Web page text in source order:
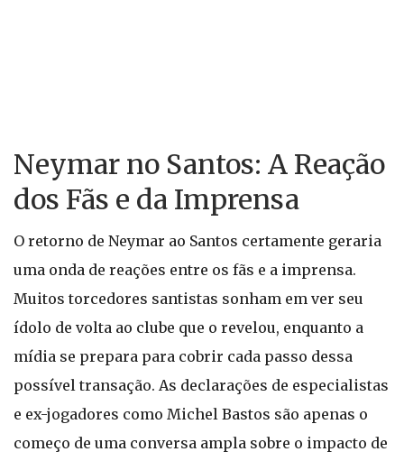
Neymar no Santos: A Reação
dos Fãs e da Imprensa
O retorno de Neymar ao Santos certamente geraria
uma onda de reações entre os fãs e a imprensa.
Muitos torcedores santistas sonham em ver seu
ídolo de volta ao clube que o revelou, enquanto a
mídia se prepara para cobrir cada passo dessa
possível transação. As declarações de especialistas
e ex-jogadores como Michel Bastos são apenas o
começo de uma conversa ampla sobre o impacto de